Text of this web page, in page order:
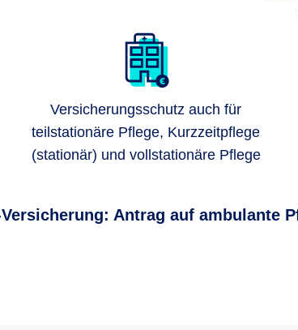
Versicherungsschutz auch für
teilstationäre Pflege, Kurzzeitpflege
(stationär) und vollstationäre Pflege
Antrag auf ambulante